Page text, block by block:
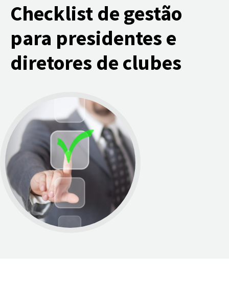
Checklist de gestão
para presidentes e
diretores de clubes